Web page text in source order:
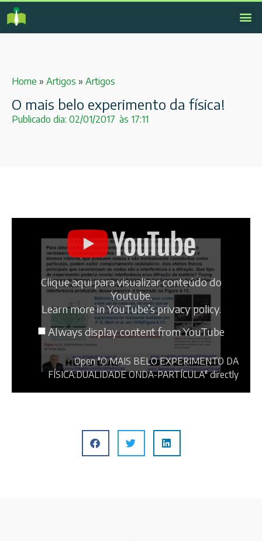
Home » Artigos » Artigos
O mais belo experimento da física!
Publicado dia: 02/01/2017 às 17:11
Clique aqui para visualizar conteúdo do
Youtube.
Learn more inYouTube’s privacy policy.
Always display content from YouTube
Open "O MAIS BELO EXPERIMENTO DA
FÍSICA:DUALIDADE ONDA-PARTÍCULA" directly